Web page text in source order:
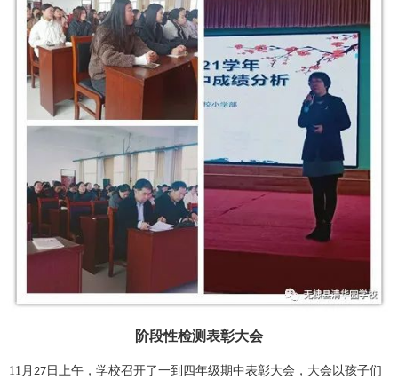
阶段性检测表彰大会
11 月 27 日上午，学校召开了一到四年级期中表彰大会，大会以孩子们